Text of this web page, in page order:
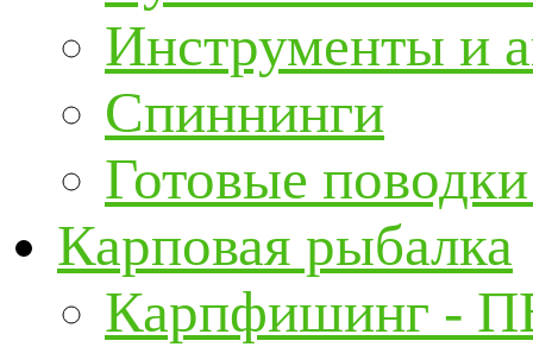
Инструменты и
Спиннинги
Готовые
Карповая рыбалка
Карпфишинг -